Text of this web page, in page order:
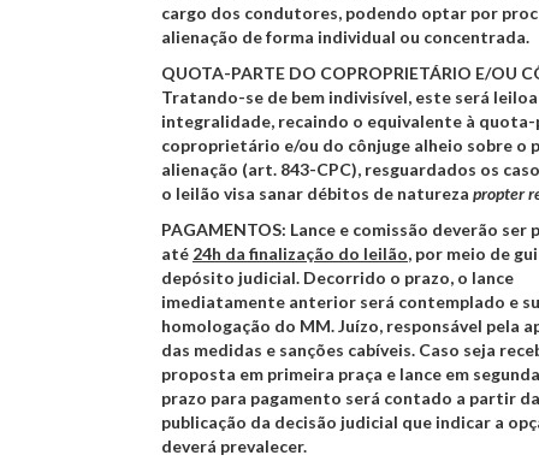
cargo dos condutores, podendo optar por
alienação de forma individual ou concentrada.
QUOTA-PARTE DO COPROPRIETÁRIO E/OU
Tratando-se de bem indivisível, este será
integralidade, recaindo o equivalente à
coproprietário e/ou do cônjuge alheio sobre o
alienação (art. 843-CPC), resguardados os
o leilão visa sanar débitos de natureza propter
PAGAMENTOS: Lance e comissão deverão ser
até 24h da finalização do leilão, por meio de
depósito judicial. Decorrido o prazo, o lance
imediatamente anterior será contemplado e
homologação do MM. Juízo, responsável pela
das medidas e sanções cabíveis. Caso seja
proposta em primeira praça e lance em
prazo para pagamento será contado a partir da
publicação da decisão judicial que indicar a
deverá prevalecer.